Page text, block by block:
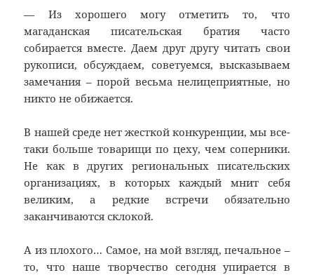
— Из хорошего могу отметить то, что
магаданская писательская братия часто
собирается вместе. Даем друг другу читать свои
рукописи, обсуждаем, советуемся, высказываем
замечания – порой весьма нелицеприятные, но
никто не обижается.
В нашей среде нет жесткой конкуренции, мы все-
таки больше товарищи по цеху, чем соперники.
Не как в других региональных писательских
организациях, в которых каждый мнит себя
великим, а редкие встречи обязательно
заканчиваются склокой.
А из плохого… Самое, на мой взгляд, печальное –
то, что наше творчество сегодня упирается в